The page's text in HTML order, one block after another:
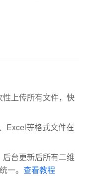
性上传所有文件，快
Excel等格式文件在
台更新后所有二维
一。 查看教程